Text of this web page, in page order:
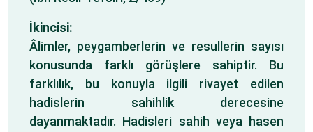
İkincisi:
Âlimler, peygamberlerin ve resullerin sayısı
konusunda farklı görüşlere sahiptir. Bu
farklılık, bu konuyla ilgili rivayet edilen
hadislerin sahihlik derecesine
dayanmaktadır. Hadisleri sahih veya hasen